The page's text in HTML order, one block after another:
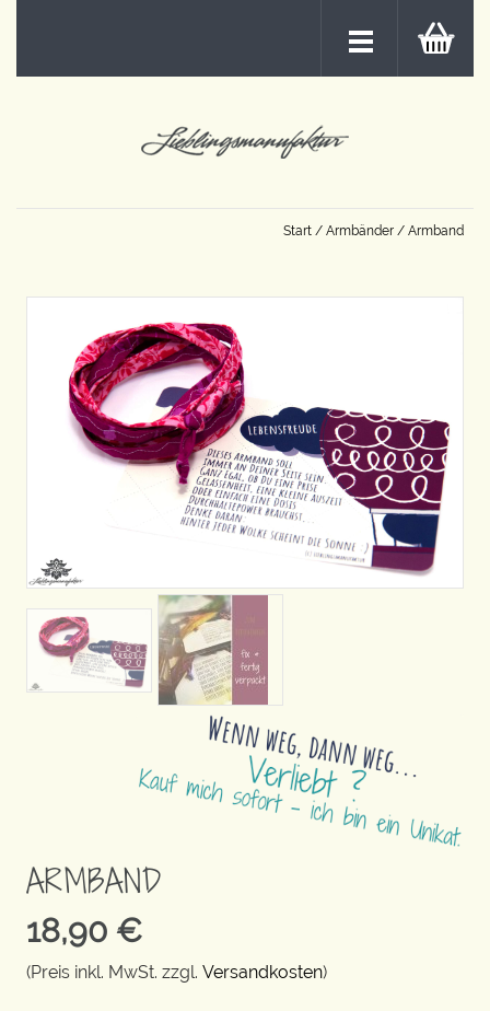
Start / Armbänder / Armband
ARMBAND
18,90 €
(Preis inkl. MwSt. zzgl. Versandkosten)